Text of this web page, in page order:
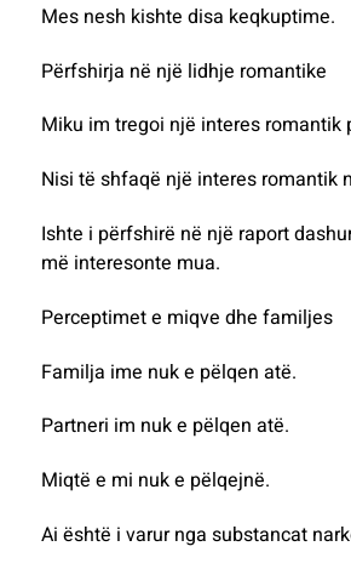
Mes nesh kishte disa keqkuptime.
Përfshirja në një lidhje romantike
Miku im tregoi një interes romantik
Nisi të shfaqë një interes romantik
Ishte i përfshirë në një raport
më interesonte mua.
Perceptimet e miqve dhe familjes
Familja ime nuk e pëlqen atë.
Partneri im nuk e pëlqen atë.
Miqtë e mi nuk e pëlqejnë.
Ai është i varur nga substancat